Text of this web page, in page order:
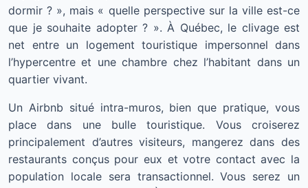
dormir ? », mais « quelle perspective sur la ville est-ce
que je souhaite adopter ? ». À Québec, le clivage est
net entre un logement touristique impersonnel dans
l’hypercentre et une chambre chez l’habitant dans un
quartier vivant.
Un Airbnb situé intra-muros, bien que pratique, vous
place dans une bulle touristique. Vous croiserez
principalement d’autres visiteurs, mangerez dans des
restaurants conçus pour eux et votre contact avec la
population locale sera transactionnel. Vous serez un